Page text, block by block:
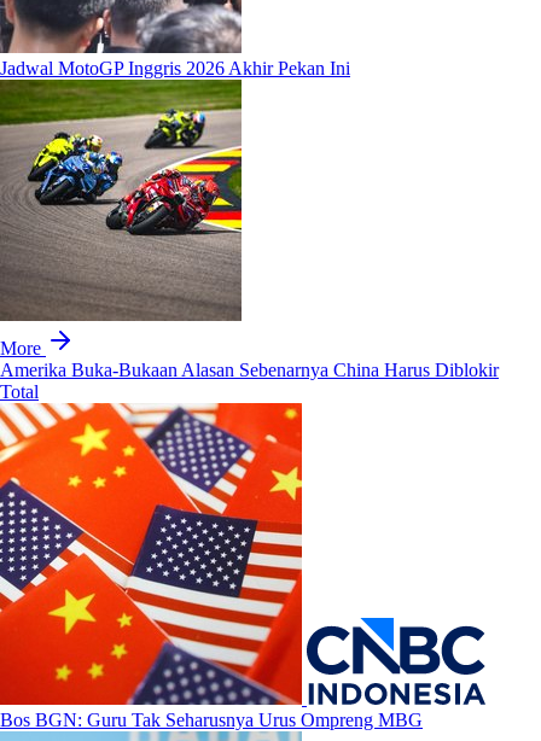
Jadwal MotoGP Inggris 2026 Akhir Pekan Ini
More
Amerika Buka-Bukaan Alasan Sebenarnya China Harus Diblokir
Total
Bos BGN: Guru Tak Seharusnya Urus Ompreng MBG